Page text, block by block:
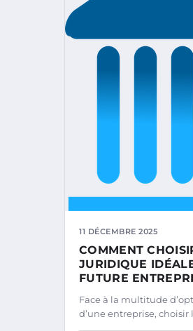
11 DÉCEMBRE 2025
COMMENT
JURIDIQUE
FUTURE
Face à la multitude
d’une entreprise,